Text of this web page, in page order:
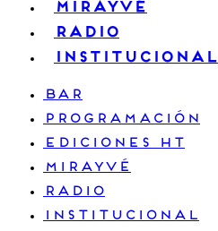
MIRAYVÉ
RADIO
INSTITUCIONAL
BAR
PROGRAMACIÓN
EDICIONES HT
MIRAYVÉ
RADIO
INSTITUCIONAL